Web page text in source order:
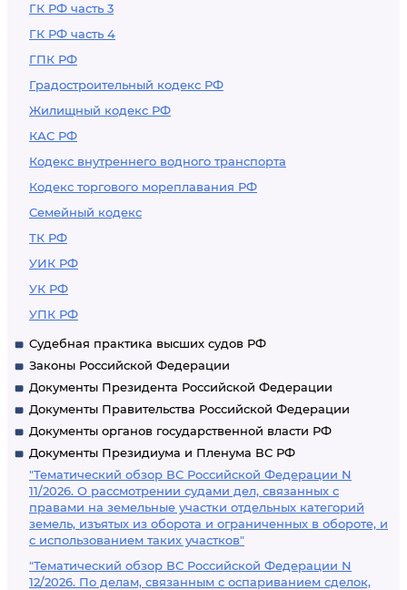
ГК РФ часть 3
ГК РФ часть 4
ГПК РФ
Градостроительный кодекс РФ
Жилищный кодекс РФ
КАС РФ
Кодекс внутреннего водного транспорта
Кодекс торгового мореплавания РФ
Семейный кодекс
ТК РФ
УИК РФ
УК РФ
УПК РФ
Судебная практика высших судов РФ
Законы Российской Федерации
Документы Президента Российской Федерации
Документы Правительства Российской Федерации
Документы органов государственной власти РФ
Документы Президиума и Пленума ВС РФ
"Тематический обзор ВС Российской Федерации N
11/2026. О рассмотрении судами дел, связанных с
правами на земельные участки отдельных категорий
земель, изъятых из оборота и ограниченных в обороте, и
с использованием таких участков"
"Тематический обзор ВС Российской Федерации N
12/2026. По делам, связанным с оспариванием сделок,